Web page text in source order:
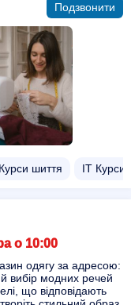
Подзвонити
Курси шиття ІТ Курси
о 10:00
одягу за адресою:
вибір модних речей
що відповідають